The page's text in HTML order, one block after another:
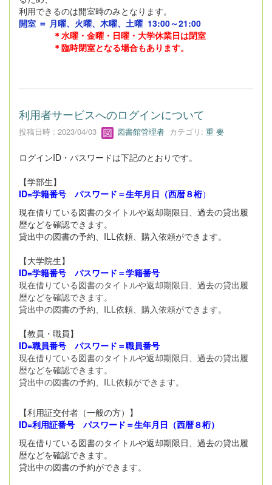
利用できるのは開室時のみとなります。
開室 ＝ 月曜、火曜、木曜、土曜 13:00～21:00
＊水曜・金曜・日曜・大学休業日は閉室
＊臨時閉室となる場合もあります。
利用者サービスへのログインについて
投稿日時 : 2023/04/03 図書館管理者 カテゴリ: 重 要
ログインID・パスワードは下記のとおりです。
【学部生】
ID=学籍番号 パスワード＝生年月日（西暦８桁）
現在借りている図書のタイトルや返却期限日、過去の貸出履
歴などを確認できます。
貸出中の図書の予約、ILL依頼、購入依頼ができます。
【大学院生】
ID=学籍番号 パスワード＝学籍番号
現在借りている図書のタイトルや返却期限日、過去の貸出履
歴などを確認できます。
貸出中の図書の予約、ILL依頼、購入依頼ができます。
【教員・職員】
ID=職員番号 パスワード＝職員番号
現在借りている図書のタイトルや返却期限日、過去の貸出履
歴などを確認できます。
貸出中の図書の予約、ILL依頼ができます。
【利用証交付者（一般の方）】
ID=利用証番号 パスワード＝生年月日（西暦８桁）
現在借りている図書のタイトルや返却期限日、過去の貸出履
歴などを確認できます。
貸出中の図書の予約ができます。